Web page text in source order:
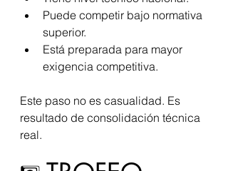
Puede competir bajo normativa
superior.
Está preparada para mayor
exigencia competitiva.
Este paso no es casualidad. Es
resultado de consolidación técnica
real.